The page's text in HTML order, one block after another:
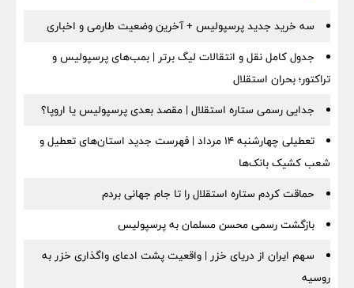
سه خرید جدید پرسپولیس + آخرین وضعیت طارمی و اخباری
جدول کامل نقل و انتقالات لیگ برتر | بمب‌های پرسپولیس و
تراکتور؛ بحران استقلال
جدایی رسمی ستاره استقلال | مقصد بعدی پرسپولیس یا اروپا؟
تعطیلی چهارشنبه ۱۴ مرداد | فهرست جدید استان‌های تعطیل و
شعب کشیک بانک‌ها
حماقت کردم ستاره استقلال را تا جام جهانی بردم
بازگشت رسمی محسن مسلمان به پرسپولیس
سهم ایران از دریای خزر | واقعیت پشت ادعای واگذاری خزر به
روسیه